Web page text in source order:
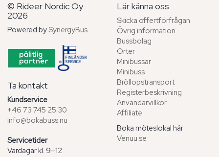
© Rideer Nordic Oy
2026
Powered by SynergyBus
Ta kontakt
Kundservice
+46 73 745 25 30
info@bokabuss.nu
Servicetider
Vardagar kl. 9–12
Lär känna oss
Skicka offertförfrågan
Övrig information
Bussbolag
Orter
Minibussar
Minibuss
Bröllopstransport
Registerbeskrivning
Användarvillkor
Affiliate
Boka möteslokal här:
Venuu.se